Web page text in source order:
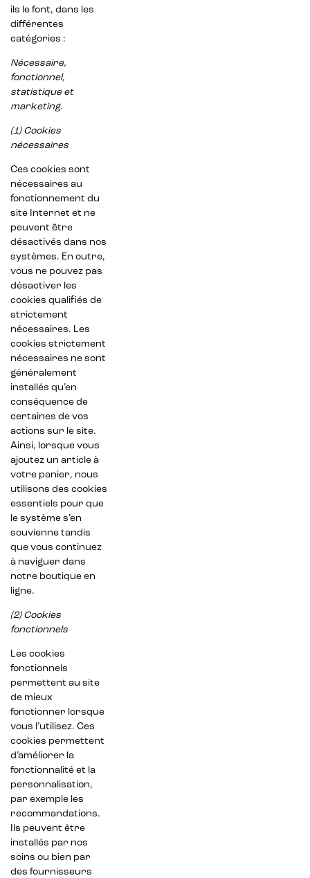
ils le font, dans les
différentes
catégories :
Nécessaire,
fonctionnel,
statistique et
marketing.
(1) Cookies
nécessaires
Ces cookies sont
nécessaires au
fonctionnement du
site Internet et ne
peuvent être
désactivés dans nos
systèmes. En outre,
vous ne pouvez pas
désactiver les
cookies qualifiés de
strictement
nécessaires. Les
cookies strictement
nécessaires ne sont
généralement
installés qu’en
conséquence de
certaines de vos
actions sur le site.
Ainsi, lorsque vous
ajoutez un article à
votre panier, nous
utilisons des cookies
essentiels pour que
le système s’en
souvienne tandis
que vous continuez
à naviguer dans
notre boutique en
ligne.
(2) Cookies
fonctionnels
Les cookies
fonctionnels
permettent au site
de mieux
fonctionner lorsque
vous l’utilisez. Ces
cookies permettent
d’améliorer la
fonctionnalité et la
personnalisation,
par exemple les
recommandations.
Ils peuvent être
installés par nos
soins ou bien par
des fournisseurs